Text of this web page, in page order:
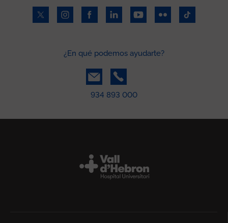
¿En qué podemos ayudarte?
934 893 000